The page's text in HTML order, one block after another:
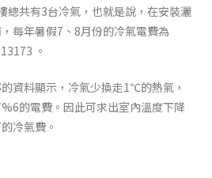
總共有3台冷氣，也就是說，在安裝灑
每年暑假7、8月份的冷氣電費為
。
資料顯示，冷氣少換走1℃的熱氣，
的電費。因此可求出室內溫度下降
冷氣費。